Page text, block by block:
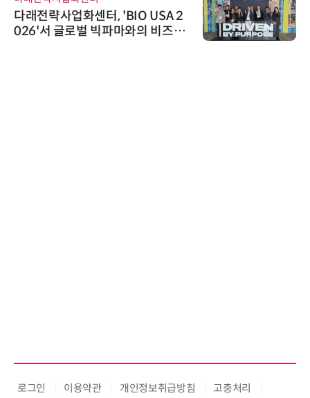
다래전략사업화센터, 'BIO USA 2
026'서 글로벌 빅파마와의 비즈니
로그인 이용약관 개인정보취급방침 고충처리